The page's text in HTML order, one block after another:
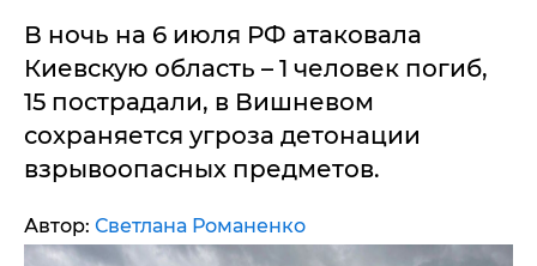
В ночь на 6 июля РФ атаковала
Киевскую область – 1 человек погиб,
15 пострадали, в Вишневом
сохраняется угроза детонации
взрывоопасных предметов.
Автор: Светлана Романенко